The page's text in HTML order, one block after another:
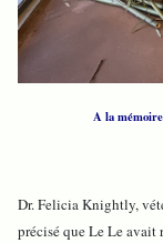
A la
Dr. Felicia Knightly,
précisé que Le Le avait